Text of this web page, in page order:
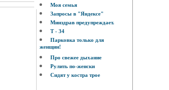
Моя семья
Запросы в "Яндексе"
Минздрав предупреждает.
Т - 34
Парковка только для
женщин!
Про свежее дыхание
Рулить по-женски
Сидят у костра трое